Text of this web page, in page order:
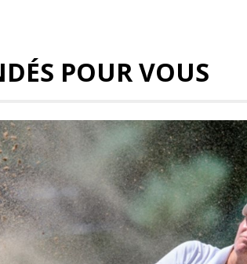
POUR VOUS